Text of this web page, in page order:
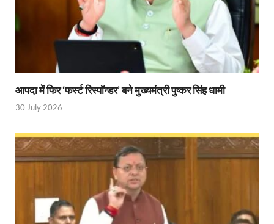
Kalyan Singh Jayanti: अपने नाम को उत्तर प्रदेश के
Kashi Volleyball Mahakumbh: काशी में होगा
National Highway Project: मुख्यमंत्री राज्य की
Vande Bharat Sleeper Train: वंदे भारत स्लीपर ट्रेन
CM Yogi Review Meeting: राजस्व के सभी मामलों का
छत्तीसगढ़ को मिला खेलो इंडिया ट्राइबल गेम्स, 14 फरवरी
Shikayat Se Samadhan: एक ही मंच पर जनता को मिला
CM Pushkar Singh Dhami: मुख्यमंत्री ने ‘जन-जन की
आपदा में फिर ‘फर्स्ट रिस्पॉन्डर’ बने मुख्यमंत्री पुष्कर सिंह धामी
30 July 2026